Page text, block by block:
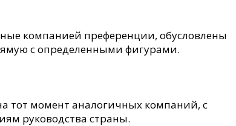
компанией преференции, обусловлены
с определенными фигурами.
тот момент аналогичных компаний, с
руководства страны.